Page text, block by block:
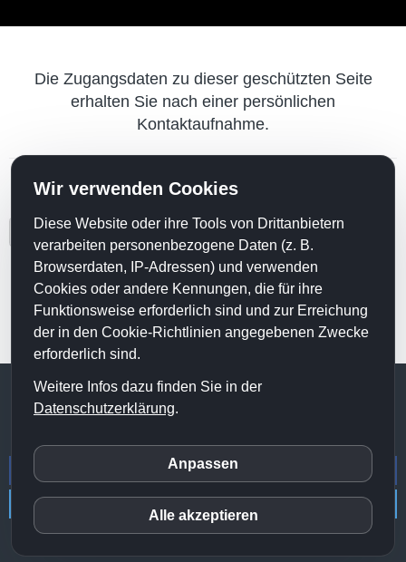
Die Zugangsdaten zu dieser geschützten Seite
erhalten Sie nach einer persönlichen
Kontaktaufnahme.
Login
© 2020 Erstehilfe Institut |Impressum|Datenschutz
Datenschutzeinstellungen
Wir verwenden Cookies
Diese Website oder ihre Tools von Drittanbietern
verarbeiten personenbezogene Daten (z. B.
Browserdaten, IP-Adressen) und verwenden
Cookies oder andere Kennungen, die für ihre
Funktionsweise erforderlich sind und zur Erreichung
der in den Cookie-Richtlinien angegebenen Zwecke
erforderlich sind.
Weitere Infos dazu finden Sie in der
Datenschutzerklärung.
Matomo (Piwik)
Anpassen
Alle akzeptieren